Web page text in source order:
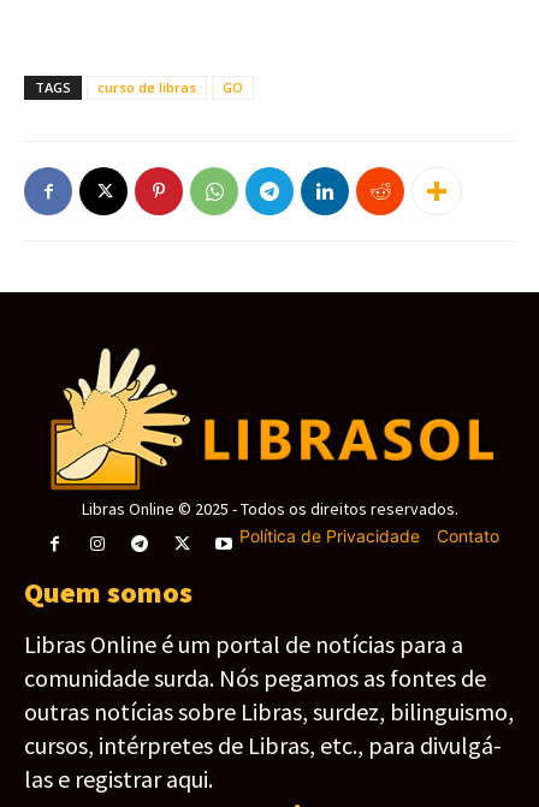
TAGS curso de libras GO
Libras Online © 2025 - Todos os direitos reservados.
Política de Privacidade- Contato
Quem somos
Libras Online é um portal de notícias para a
comunidade surda. Nós pegamos as fontes de
outras notícias sobre Libras, surdez, bilinguismo,
cursos, intérpretes de Libras, etc., para divulgá-
las e registrar aqui.